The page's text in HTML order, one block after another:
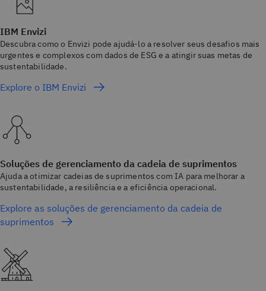
IBM Envizi
Descubra como o Envizi pode ajudá-lo a resolver seus desafios mais
urgentes e complexos com dados de ESG e a atingir suas metas de
sustentabilidade.
Explore o IBM Envizi
Soluções de gerenciamento da cadeia de suprimentos
Ajuda a otimizar cadeias de suprimentos com IA para melhorar a
sustentabilidade, a resiliência e a eficiência operacional.
Explore as soluções de gerenciamento da cadeia de
suprimentos